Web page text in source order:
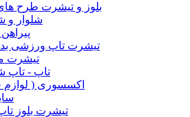
بلوز و تیشرت طرح
شلوار و
تیشرت تاپ ورزشی
تیشرت
تاپ - تاپ
اکسسوری ( لوازم
تیشرت بلوز